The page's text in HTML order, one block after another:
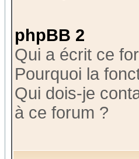
phpBB 2
Qui a écrit ce
Pourquoi la
Qui dois-je
à ce forum ?